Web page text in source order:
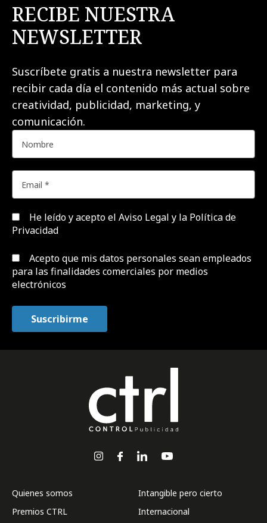
RECIBE NUESTRA
NEWSLETTER
Suscríbete gratis a nuestra newsletter para
recibir cada día el contenido más actual sobre
creatividad, publicidad, marketing, y
comunicación.
He leído y acepto el Aviso Legal y la Política de
Privacidad
Acepto que mis datos personales sean empleados
para las finalidades comerciales por medios
electrónicos
Quienes somos
Premios CTRL
Intangible pero cierto
Internacional